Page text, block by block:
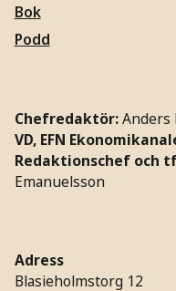
Bok
Podd
Chefredaktör:Anders
VD, EFN
Redaktionschef och
Emanuelsson
Adress
Blasieholmstorg 12